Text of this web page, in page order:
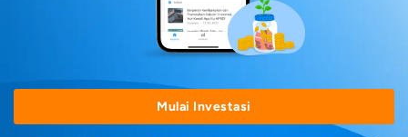
Mulai Investasi